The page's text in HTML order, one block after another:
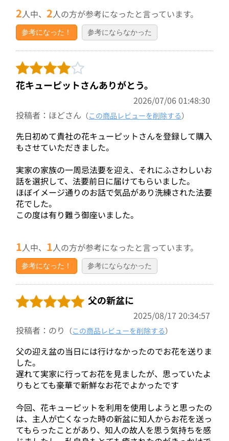
2人中、 2人の方が参考になったと言っています。
参考になった！ 参考にならなかった
花キューピットさんありがとう。
2026/07/06 01:48:30
投稿者：ほどさん （この商品レビューを削除する）
先日初めて貴社の花キューピットさんを登録して購入
もさせていただきました。
実家の家族の一周忌法要を迎え、それにふさわしいお
話を選択して、法要前日に届けてもらいました。
ほぼイメージ通りのお話で気品があり洗練された法要
花でした。
この度は有り難う御座いました。
1人中、 1人の方が参考になったと言っています。
参考になった！ 参考にならなかった
父の新盆に
2025/08/17 20:34:57
投稿者：のり （この商品レビューを削除する）
父の迎え盆の当日には行けなかったのでお花を送りま
した。
遅れて実家に行ってお花を見ましたが、思っていたよ
りもとても豪華で新鮮なお花でよかったです
今回、花キューピットを利用を使用しようと思ったの
は、主人が亡くなった時の新盆に知人からお花を送っ
てもらったことがあり、知人の故人を思う気持ちを感